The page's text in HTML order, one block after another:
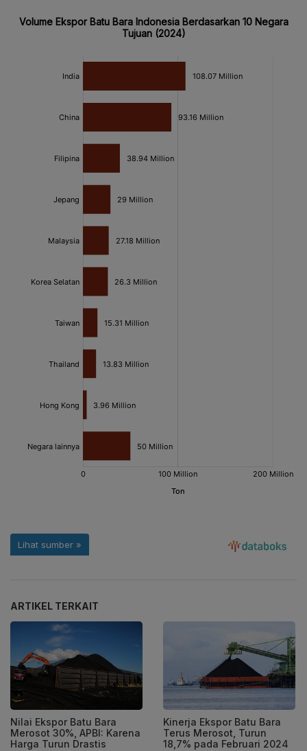
ARTIKEL TERKAIT
Nilai Ekspor Batu Bara
Merosot 30%, APBI: Karena
Harga Turun Drastis
Kinerja Ekspor Batu Bara
Terus Merosot, Turun
18,7% pada Februari 2024